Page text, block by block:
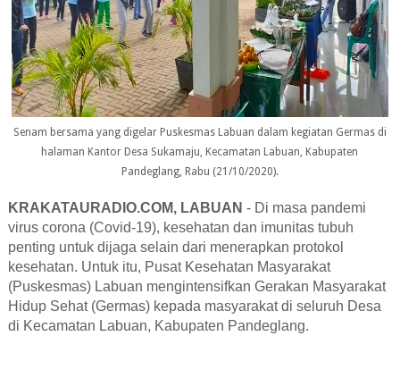
Senam bersama yang digelar Puskesmas Labuan dalam kegiatan Germas di
halaman Kantor Desa Sukamaju, Kecamatan Labuan, Kabupaten
Pandeglang, Rabu (21/10/2020).
KRAKATAURADIO.COM, LABUAN - Di masa pandemi
virus corona (Covid-19), kesehatan dan imunitas tubuh
penting untuk dijaga selain dari menerapkan protokol
kesehatan. Untuk itu, Pusat Kesehatan Masyarakat
(Puskesmas) Labuan mengintensifkan Gerakan Masyarakat
Hidup Sehat (Germas) kepada masyarakat di seluruh Desa
di Kecamatan Labuan, Kabupaten Pandeglang.